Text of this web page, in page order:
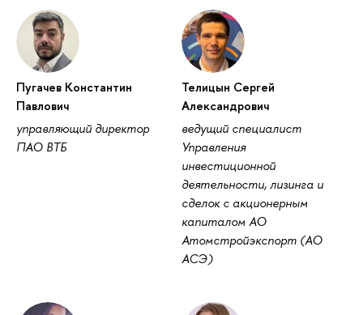
Пугачев Константин
Павлович
управляющий директор
ПАО ВТБ
Телицын Сергей
Александрович
едущий специалист
Управления
инвестиционной
деятельности, лизинга и
сделок с акционерным
капиталом АО
Атомстройэкспорт (АО
АСЭ)